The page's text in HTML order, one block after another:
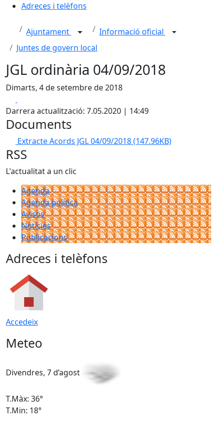
Adreces i telèfons
Ajuntament
Informació oficial
Juntes de govern local
JGL ordinària 04/09/2018
Dimarts, 4 de setembre de 2018
Darrera actualització: 7.05.2020 | 14:49
Documents
Extracte Acords JGL 04/09/2018(147.96KB)
RSS
L'actualitat a un clic
Agenda
Agenda política
Avisos
Notícies
Publicacions
Adreces i telèfons
Accedeix
Meteo
Divendres, 7 d’agost
T.Màx: 36°
T.Min: 18°